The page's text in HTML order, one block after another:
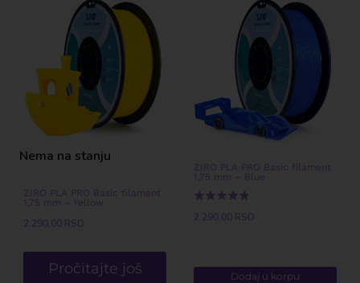
Nema na stanju
ZIRO PLA PRO Basic filament
1,75 mm – Yellow
2.290,00 RSD
Pročitajte još
ZIRO PLA PRO Basic filament
1,75 mm – Blue
Ocenjeno
sa
2.290,00 RSD
Dodaj u korpu